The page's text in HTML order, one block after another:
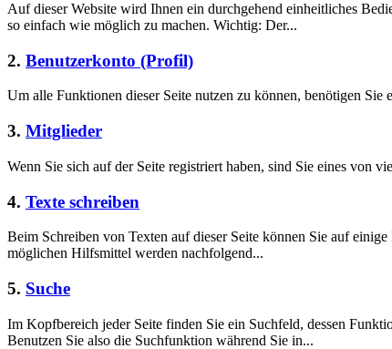
Auf dieser Website wird Ihnen ein durchgehend einheitliches
so einfach wie möglich zu machen. Wichtig: Der...
2. Benutzerkonto (Profil)
Um alle Funktionen dieser Seite nutzen zu können, benötigen
3. Mitglieder
Wenn Sie sich auf der Seite registriert haben, sind Sie eines von
4. Texte schreiben
Beim Schreiben von Texten auf dieser Seite können Sie auf
möglichen Hilfsmittel werden nachfolgend...
5. Suche
Im Kopfbereich jeder Seite finden Sie ein Suchfeld, dessen
Benutzen Sie also die Suchfunktion während Sie in...